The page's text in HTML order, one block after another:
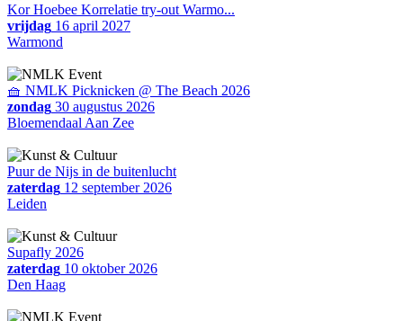
Kor Hoebee Korrelatie try-out Warmo...
vrijdag 16 april 2027
Warmond
🧺 NMLK Picknicken @ The Beach 2026
zondag 30 augustus 2026
Bloemendaal Aan Zee
Puur de Nijs in de buitenlucht
zaterdag 12 september 2026
Leiden
Supafly 2026
zaterdag 10 oktober 2026
Den Haag